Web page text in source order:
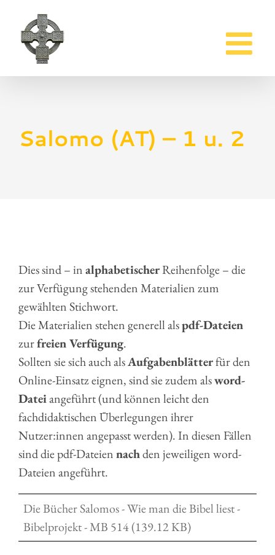
Inhalt
springen
Salomo (AT) – 1 u. 2
Dies sind – inalphabetischerReihenfolge – die
zur Verfügung stehenden Materialien zum
gewählten Stichwort.
Die Materialien stehen generell alspdf-Dateien
zurfreien Verfügung.
Sollten sie sich auch alsAufgabenblätterfür den
Online-Einsatz eignen, sind sie zudem alsword-
Dateiangeführt (und können leicht den
fachdidaktischen Überlegungen ihrer
Nutzer:innen angepasst werden). In diesen Fällen
sind die pdf-Dateiennachden jeweiligen word-
Dateien angeführt.
Die Bücher Salomos - Wie man die Bibel liest -
Bibelprojekt - MB 514 (139.12 KB)